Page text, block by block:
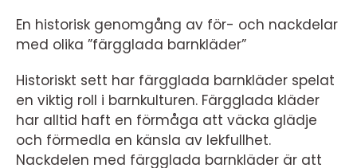
En historisk genomgång av för- och nackdelar
med olika ”färgglada barnkläder”
Historiskt sett har färgglada barnkläder spelat
en viktig roll i barnkulturen. Färgglada kläder
har alltid haft en förmåga att väcka glädje
och förmedla en känsla av lekfullhet.
Nackdelen med färgglada barnkläder är att